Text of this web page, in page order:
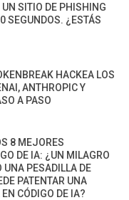
SITIO DE PHISHING
SEGUNDOS. ¿ESTÁS
HACKEA LOS
ANTHROPIC Y
A PASO
8 MEJORES
DE IA: ¿UN MILAGRO
UNA PESADILLA DE
PATENTAR UNA
CÓDIGO DE IA?